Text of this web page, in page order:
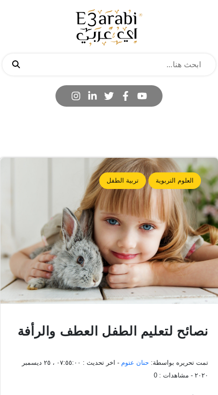
العلوم التربوية تربية الطفل
نصائح لتعليم الطفل العطف والرأفة
تمت تحريره بواسطة: حنان عتوم - اخر تحديث :
٠٧:٥٥:٠٠ ، ٢٥ ديسمبر
٢٠٢٠ - مشاهدات : 0